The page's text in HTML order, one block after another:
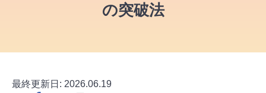
の突破法
最終更新日: 2026.06.19